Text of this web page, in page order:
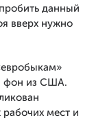
данный
вверх нужно
фон из США.
мест и